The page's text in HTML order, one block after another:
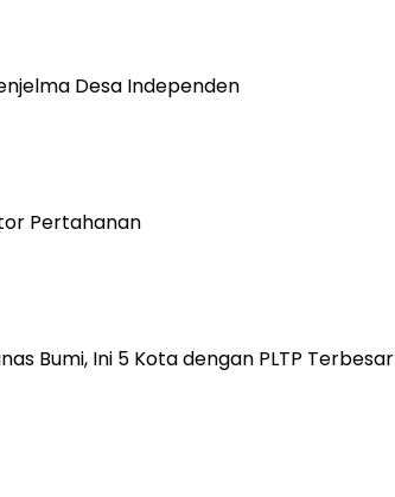
Desa Independen
Pertahanan
Bumi, Ini 5 Kota dengan PLTP Terbesar